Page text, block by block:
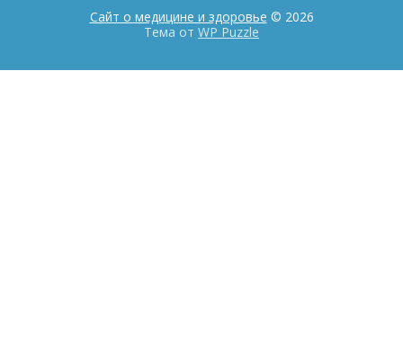
Сайт о медицине и здоровье © 2026
Тема от WP Puzzle